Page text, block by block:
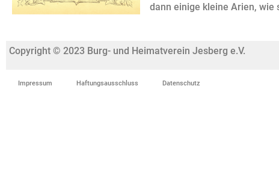
dann einige kleine Arien, wie
Copyright © 2023 Burg- und Heimatverein Jesberg e.V.
Impressum Haftungsausschluss Datenschutz